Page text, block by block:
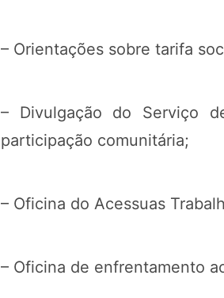
– Orientações sobre tarifa
– Divulgação do Serviço
participação comunitária;
– Oficina do Acessuas
– Oficina de enfrentamento